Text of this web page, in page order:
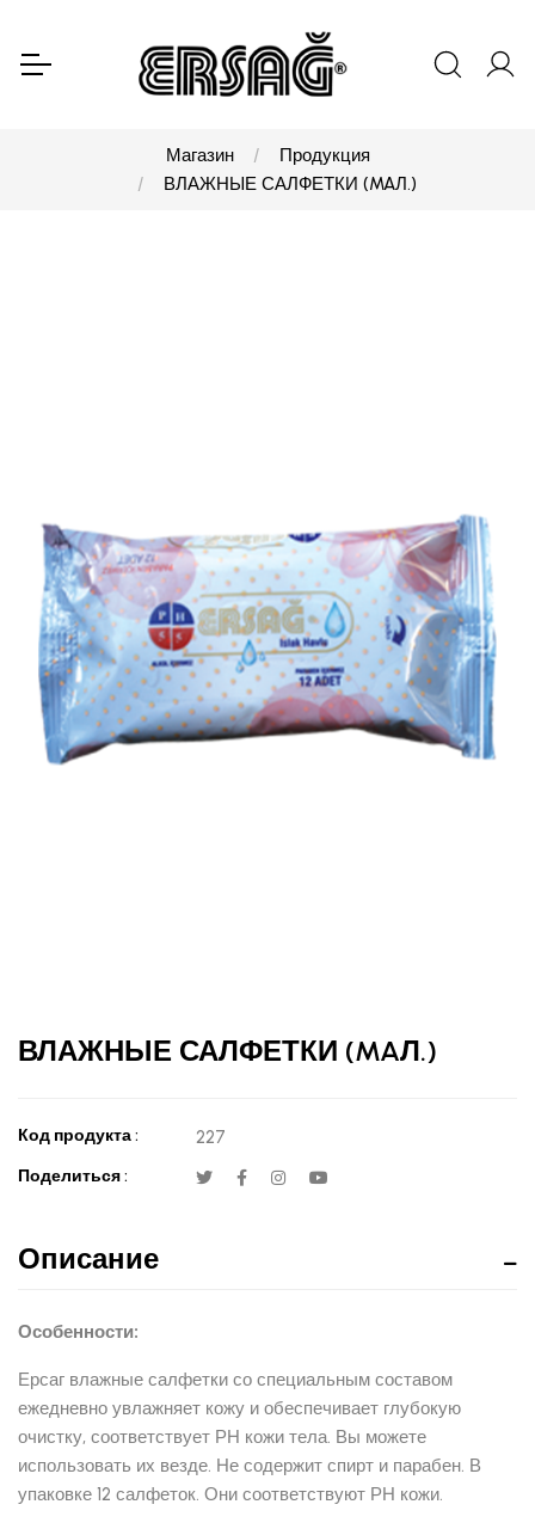
Магазин
Продукция
ВЛАЖНЫЕ САЛФЕТКИ (MAЛ.)
ВЛАЖНЫЕ САЛФЕТКИ (MAЛ.)
Код продукта : 227
Поделиться :
Описание
Особенности:
Ерсаг влажные салфетки со специальным составом
ежедневно увлажняет кожу и обеспечивает глубокую
очистку, соответствует РН кожи тела. Вы можете
использовать их везде. Не содержит спирт и парабен. В
упаковке 12 салфеток. Они соответствуют РН кожи.